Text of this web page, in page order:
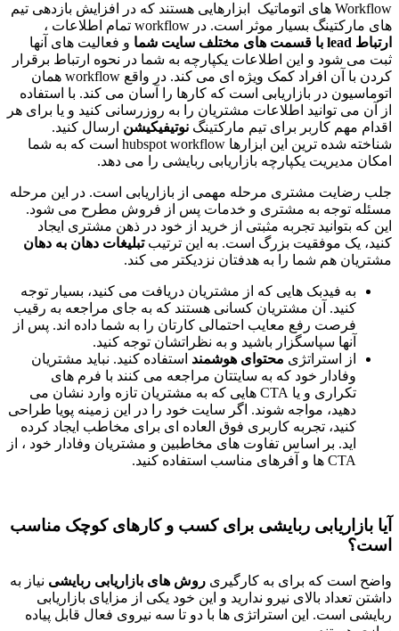
Workflow های اتوماتیک ابزارهایی هستند که در افزایش بازدهی تیم
های مارکتینگ بسیار موثر است. در workflow تمام اطلاعات ،
ارتباط lead با قسمت های مختلف سایت شما
و فعالیت های آنها
ثبت می شود و این اطلاعات یکپارچه به شما در نحوه ارتباط برقرار
کردن با آن افراد کمک ویژه ای می کند. در واقع workflow همان
اتوماسیون در بازاریابی است که کارها را آسان می کند. با استفاده
از آن می توانید اطلاعات مشتریان را به روزرسانی کنید و یا برای هر
اقدام مهم کاربر برای تیم مارکتینگ نوتیفیکیشن ارسال کنید.
شناخته شده ترین این ابزارها hubspot workflow است که به شما
امکان مدیریت یکپارچه بازاریابی ربایشی را می دهد.
جلب رضایت مشتری مرحله مهمی از بازاریابی است. در این مرحله
مسئله توجه به مشتری و خدمات پس از فروش مطرح می شود.
این که بتوانید تجربه مثبتی از خرید از خود در ذهن مشتری ایجاد
کنید، یک موفقیت بزرگ است. به این ترتیبتبلیغات دهان به دهان
مشتریان هم شما را به هدفتان نزدیکتر می کند.
به فیدبک هایی که از مشتریان دریافت می کنید، بسیار توجه
کنید. آن مشتریان کسانی هستند که به جای مراجعه به رقیب
فرصت رفع معایب احتمالی کارتان را به شما داده اند. پس از
آنها سپاسگزار باشید و به نظراتشان توجه کنید.
از استراتژی محتوای هوشمند استفاده کنید. نباید مشتریان
وفادار خود که به سایتتان مراجعه می کنند با فرم های
تکراری و یا CTA هایی که به مشتریان تازه وارد نشان می
دهید، مواجه شوند. اگر سایت خود را در این زمینه پویا طراحی
کنید، تجربه کاربری فوق العاده ای برای مخاطب ایجاد کرده
اید. بر اساس تفاوت های مخاطبین و مشتریان وفادار خود ، از
CTA ها و آفرهای مناسب استفاده کنید.
آیا بازاریابی ربایشی برای کسب و کارهای کوچک مناسب
است؟
واضح است که برای به کارگیری روش های بازاریابی ربایشی نیاز به
داشتن تعداد بالای نیرو ندارید و این خود یکی از مزایای بازاریابی
ربایشی است. این استراتژی ها با دو تا سه نیروی فعال قابل پیاده